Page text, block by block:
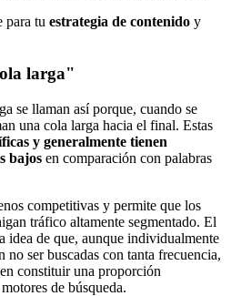
para tu estrategia de contenido y
larga"
se llaman así porque, cuando se
una cola larga hacia el final. Estas
y generalmente tienen
bajos en comparación con palabras
competitivas y permite que los
tráfico altamente segmentado. El
idea de que, aunque individualmente
no ser buscadas con tanta frecuencia,
constituir una proporción
de búsqueda.